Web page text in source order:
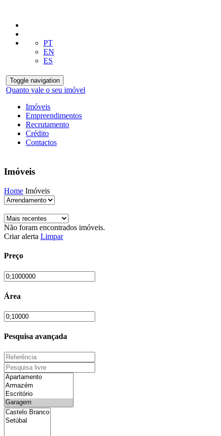
PT
EN
ES
Toggle navigation
Quanto vale o seu imóvel
Imóveis
Empreendimentos
Recrutamento
Crédito
Contactos
Imóveis
Home Imóveis
Não foram encontrados imóveis.
Criar alerta Limpar
Preço
Área
Pesquisa avançada